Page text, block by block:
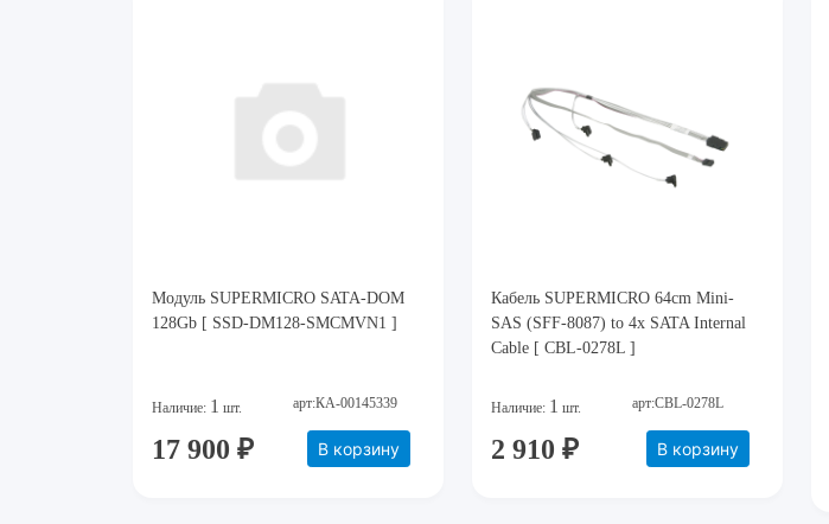
Модуль SUPERMICRO SATA-DOM
128Gb [ SSD-DM128-SMCMVN1 ]
Наличие: 1 шт. арт:КА-00145339
17 900 ₽ В корзину
Кабель SUPERMICRO 64cm Mini-
SAS (SFF-8087) to 4x SATA Internal
Cable [ CBL-0278L ]
Наличие: 1 шт. арт:CBL-0278L
2 910 ₽ В корзину